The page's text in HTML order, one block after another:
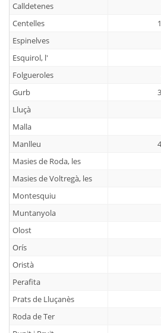
Calldetenes
Centelles
Espinelves
Esquirol, l'
Folgueroles
Gurb
Lluçà
Malla
Manlleu
Masies de Roda, les
Masies de Voltregà, les
Montesquiu
Muntanyola
Olost
Orís
Oristà
Perafita
Prats de Lluçanès
Roda de Ter